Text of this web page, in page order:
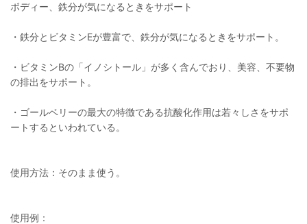
ボディー、鉄分が気になるときをサポート
・鉄分とビタミンEが豊富で、鉄分が気になるときをサポート。
・ビタミンBの「イノシトール」が多く含んでおり、美容、不要物
の排出をサポート。
・ゴールベリーの最大の特徴である抗酸化作用は若々しさをサポ
ートするといわれている。
使用方法：そのまま使う。
使用例：